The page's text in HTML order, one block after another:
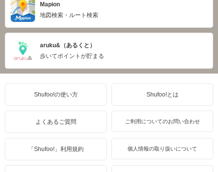
Mapion
地図検索・ルート検索
aruku&（あるくと）
歩いてポイントが貯まる
Shufoo!の使い方 Shufoo!とは
よくあるご質問 ご利用についてのお問い合わせ
「Shufoo!」利用規約 個人情報の取り扱いについて